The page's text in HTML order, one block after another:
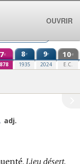
7e 8e
1935
9e
2024
10e
E.C.
adj.
Lieu désert.
OUVRIR